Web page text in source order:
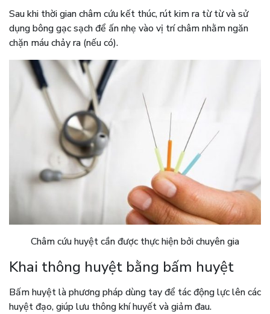
Sau khi thời gian châm cứu kết thúc, rút kim ra từ từ và sử
dụng bông gạc sạch để ấn nhẹ vào vị trí châm nhằm ngăn
chặn máu chảy ra (nếu có).
Châm cứu huyệt cần được thực hiện bởi chuyên gia
Khai thông huyệt bằng bấm huyệt
Bấm huyệt là phương pháp dùng tay để tác động lực lên các
huyệt đạo, giúp lưu thông khí huyết và giảm đau.